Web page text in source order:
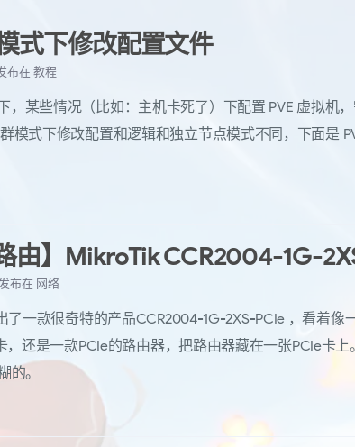
式下修改配置文件
布在教程
，某些情况（比如：主机卡死了）下配置 PVE 虚拟机
模式下修改配置和逻辑和独立节点模式不同，下面是
由】MikroTik CCR2004-1G-
发布在 网络
了一款很奇特的产品CCR2004-1G-2XS-PCIe ，看着像
，还是一款PCIe的路由器，把路由器藏在一张PCIe卡上
的。